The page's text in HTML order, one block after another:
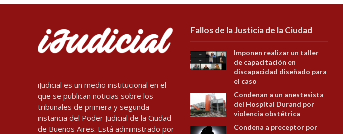
iJudicial es un medio institucional en el
que se publican noticias sobre los
tribunales de primera y segunda
instancia del Poder Judicial de la Ciudad
de Buenos Aires. Está administrado por
Fallos de la Justicia de la Ciudad
Imponen realizar un taller
de capacitación en
discapacidad diseñado para
el caso
Condenan a un anestesista
del Hospital Durand por
violencia obstétrica
Condena a preceptor por